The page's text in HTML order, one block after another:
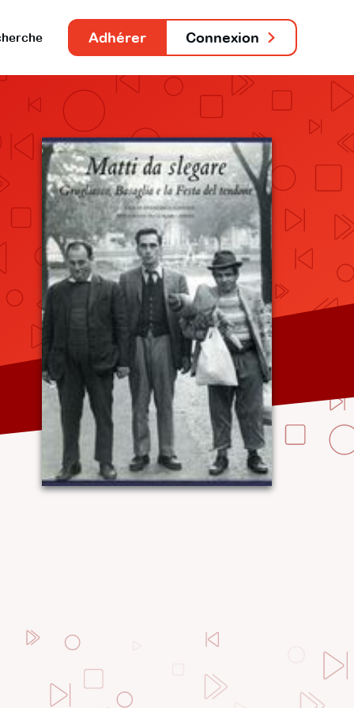
Adhérer Connexion